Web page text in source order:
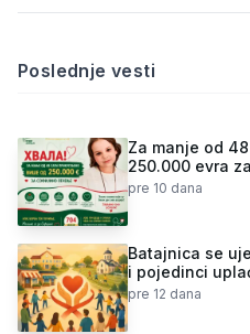
Poslednje vesti
Za manje od
250.000 evra
pre 10 dana
Batajnica se
i pojedinci
pre 12 dana